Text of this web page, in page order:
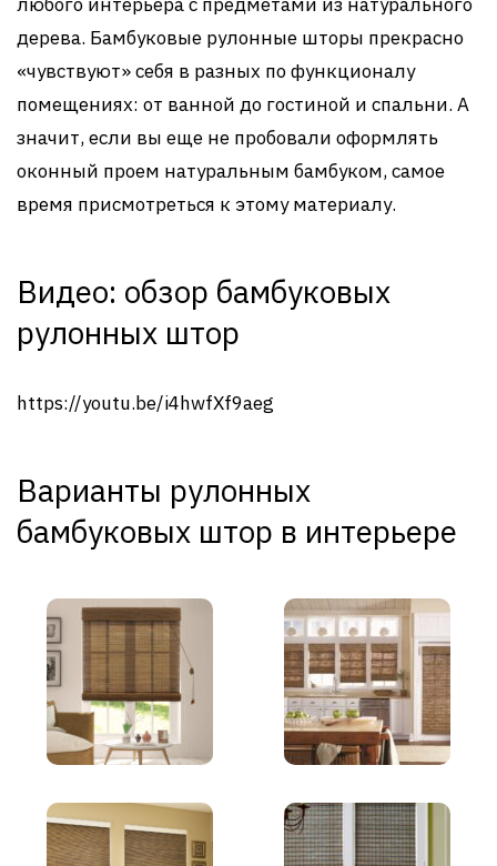
дерева. Бамбуковые рулонные шторы прекрасно
«чувствуют» себя в разных по функционалу
помещениях: от ванной до гостиной и спальни. А
значит, если вы еще не пробовали оформлять
оконный проем натуральным бамбуком, самое
время присмотреться к этому материалу.
Видео: обзор бамбуковых
рулонных штор
https://youtu.be/i4hwfXf9aeg
Варианты рулонных
бамбуковых штор в интерьере